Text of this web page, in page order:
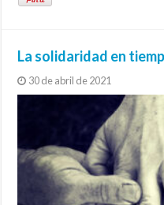
La solidaridad en
30 de abril de 2021